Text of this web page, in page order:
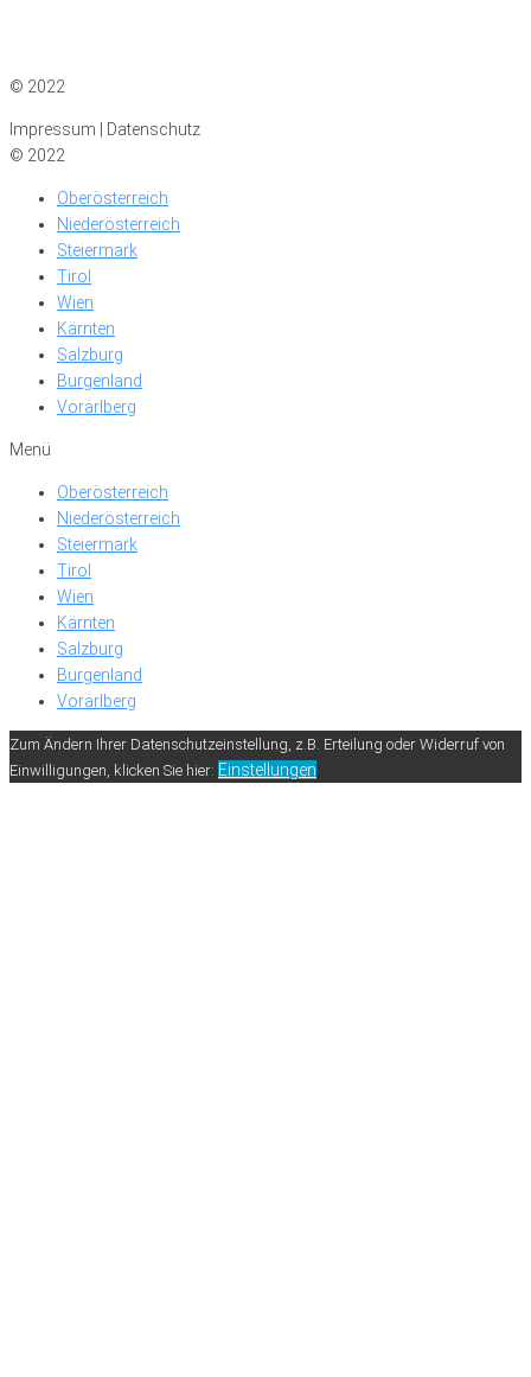
© 2022
Impressum | Datenschutz
© 2022
Oberösterreich
Niederösterreich
Steiermark
Tirol
Wien
Kärnten
Salzburg
Burgenland
Vorarlberg
Menü
Oberösterreich
Niederösterreich
Steiermark
Tirol
Wien
Kärnten
Salzburg
Burgenland
Vorarlberg
Zum Ändern Ihrer Datenschutzeinstellung, z.B. Erteilung oder Widerruf von
Einwilligungen, klicken Sie hier: Einstellungen